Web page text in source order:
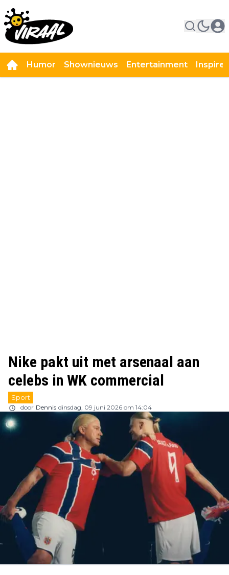
Humor Shownieuws Entertainment
Nike pakt uit met arsenaal aan
celebs in WK commercial
Sport
door Dennis dinsdag, 09 juni 2026 om 14:04